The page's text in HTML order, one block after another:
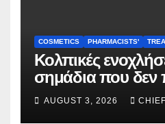
COSMETICS PHARMACISTS'
Κολπικές
σημάδια που δεν
αγνοούνται
AUGUST 3, 2026